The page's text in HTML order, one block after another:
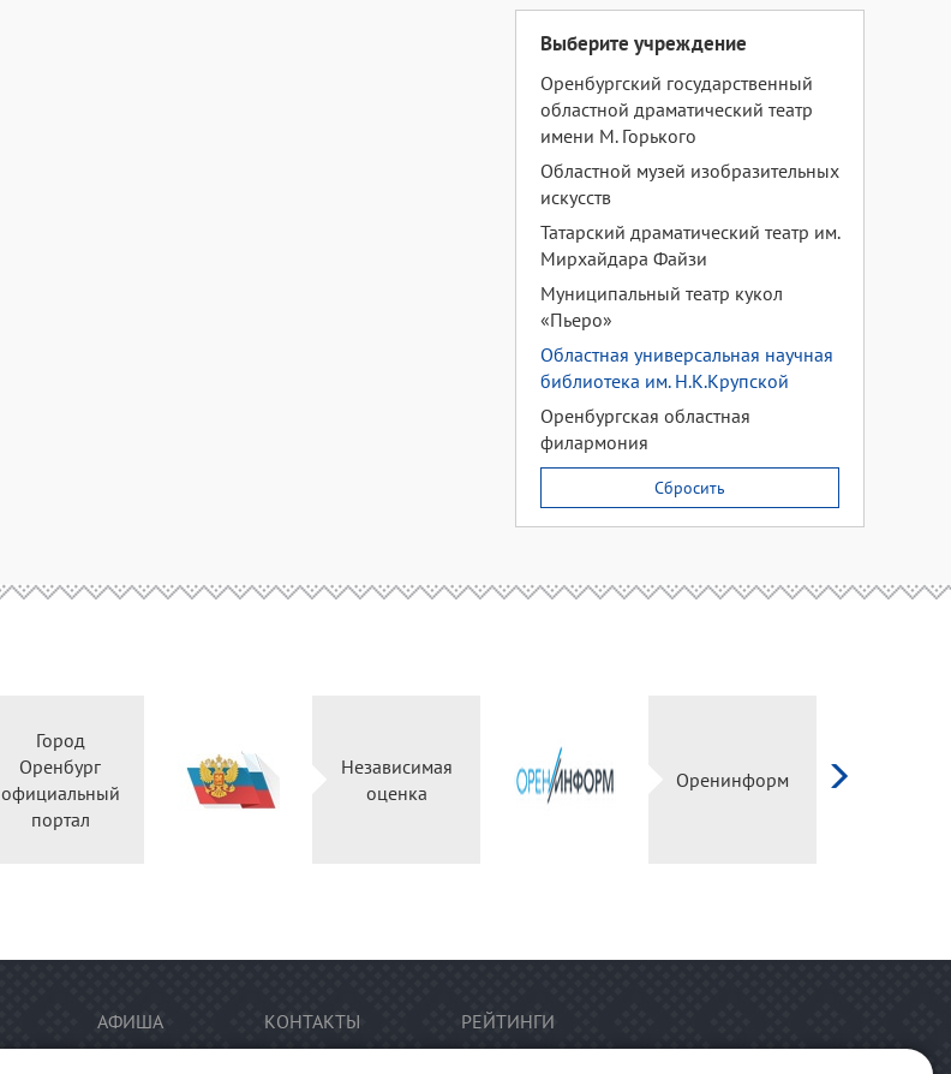
Выберите учреждение
Оренбургский государственный
областной драматический театр
имени М. Горького
Областной музей изобразительных
искусств
Татарский драматический театр им.
Мирхайдара Файзи
Муниципальный театр кукол
«Пьеро»
Областная универсальная научная
библиотека им. Н.К.Крупской
Оренбургская областная
филармония
Сбросить
Город
Оренбург
официальный
портал
Независимая
оценка
Оренинформ
АФИША КОНТАКТЫ РЕЙТИНГИ